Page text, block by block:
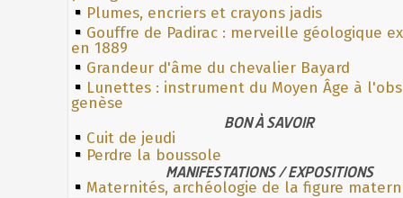
Plumes, encriers et crayons jadis
Gouffre de Padirac : merveille géologique
en 1889
Grandeur d'âme du chevalier Bayard
Lunettes : instrument du Moyen Âge à
genèse
BON À SAVOIR
Cuit de jeudi
Perdre la boussole
MANIFESTATIONS / EXPOSITIONS
Maternités, archéologie de la figure